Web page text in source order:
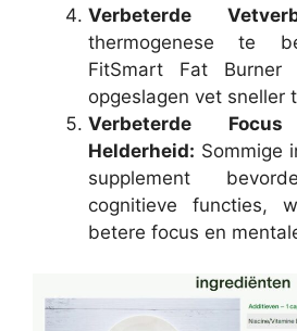
Verbeterde
thermogenese te
FitSmart Fat
opgeslagen vet sneller
Verbeterde
Helderheid: Sommige
supplement
cognitieve functies,
betere focus en